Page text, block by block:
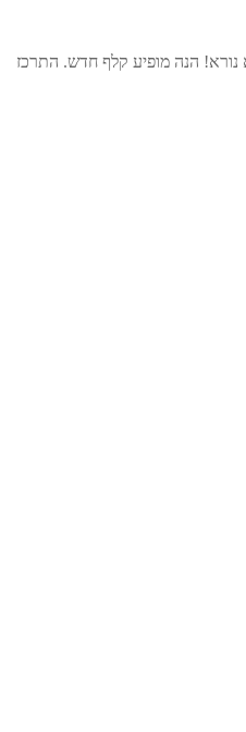
נורא! הנה מופיע קלף חדש. התרכז